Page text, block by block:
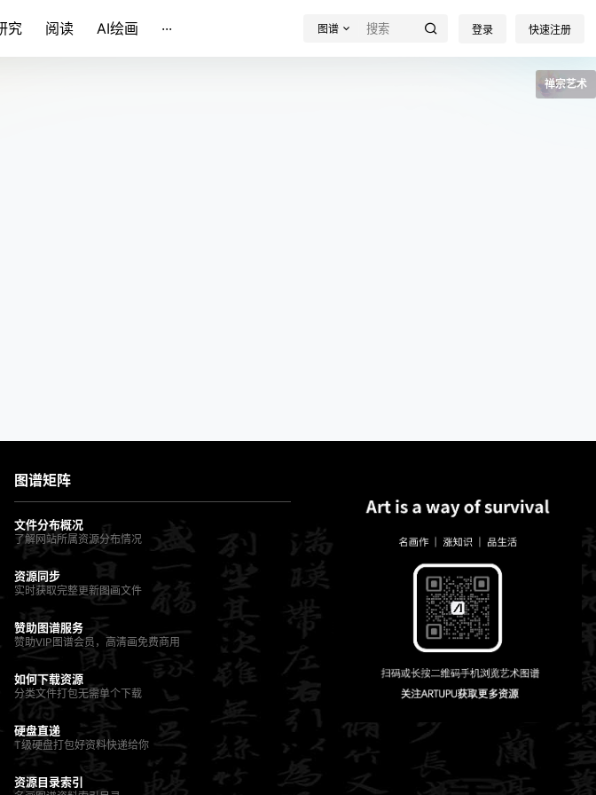
究 阅读 AI绘画 ··· 图谱 登录 快速注册
禅宗艺术
图谱矩阵
文件分布概况
了解网站所属资源分布情况
资源同步
实时获取完整更新图画文件
赞助图谱服务
赞助VIP图谱会员，高清画免费商用
如何下载资源
分类文件打包无需单个下载
硬盘直递
T级硬盘打包好资料快递给你
资源目录索引